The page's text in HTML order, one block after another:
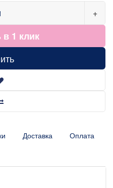
+
в 1 клик
Доставка Оплата